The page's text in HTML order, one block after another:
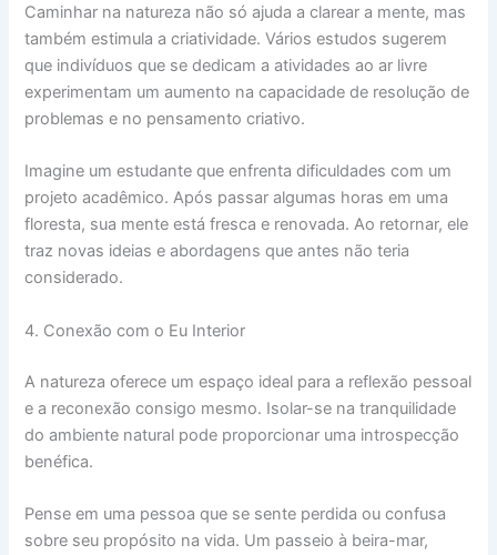
Caminhar na natureza não só ajuda a clarear a mente, mas
também estimula a criatividade. Vários estudos sugerem
que indivíduos que se dedicam a atividades ao ar livre
experimentam um aumento na capacidade de resolução de
problemas e no pensamento criativo.
Imagine um estudante que enfrenta dificuldades com um
projeto acadêmico. Após passar algumas horas em uma
floresta, sua mente está fresca e renovada. Ao retornar, ele
traz novas ideias e abordagens que antes não teria
considerado.
4. Conexão com o Eu Interior
A natureza oferece um espaço ideal para a reflexão pessoal
e a reconexão consigo mesmo. Isolar-se na tranquilidade
do ambiente natural pode proporcionar uma introspecção
benéfica.
Pense em uma pessoa que se sente perdida ou confusa
sobre seu propósito na vida. Um passeio à beira-mar,